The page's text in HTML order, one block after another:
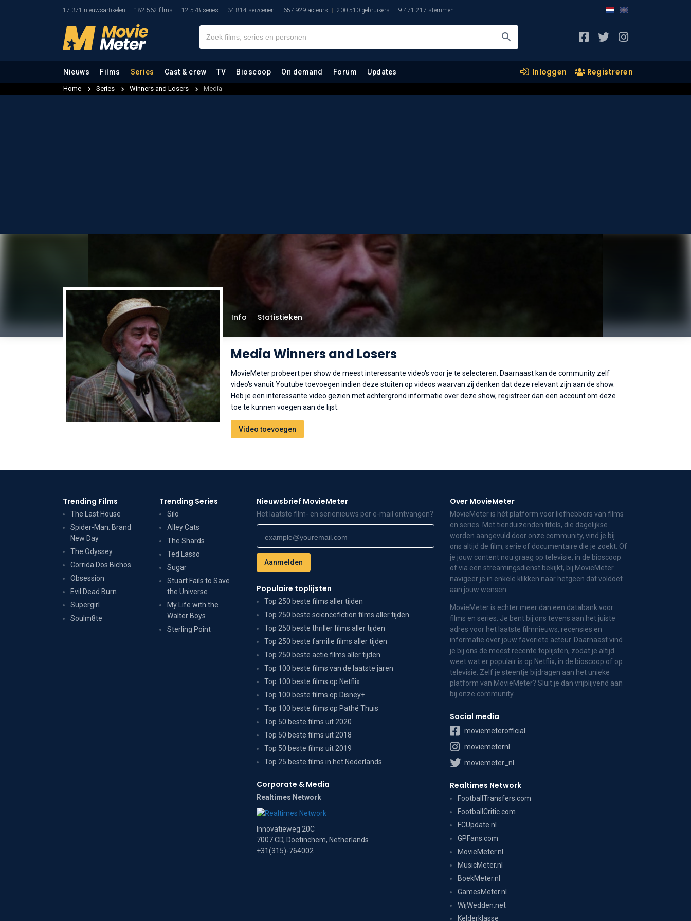
17.371 nieuwsartikelen 182.562 films 12.578 series 34.814 seizoenen 657.929 acteurs 200.510 gebruikers 9.471.217 stemmen
Nieuws Films Series Cast & crew TV Bioscoop On demand Forum Updates Inloggen Registreren
Home Series Winners and Losers Media
Info Statistieken
Media Winners and Losers
MovieMeter probeert per show de meest interessante video's voor je te selecteren. Daarnaast kan de community zelf
video's vanuit Youtube toevoegen indien deze stuiten op videos waarvan zij denken dat deze relevant zijn aan de show.
Heb je een interessante video gezien met achtergrond informatie over deze show, registreer dan een account om deze
toe te kunnen voegen aan de lijst.
Video toevoegen
Trending Films
The Last House
Spider-Man: Brand
New Day
The Odyssey
Corrida Dos Bichos
Obsession
Evil Dead Burn
Supergirl
Soulm8te
Trending Series
Silo
Alley Cats
The Shards
Ted Lasso
Sugar
Stuart Fails to Save
the Universe
My Life with the
Walter Boys
Sterling Point
Nieuwsbrief MovieMeter
Het laatste film- en serienieuws per e-mail ontvangen?
Populaire toplijsten
Top 250 beste films aller tijden
Top 250 beste sciencefiction films aller tijden
Top 250 beste thriller films aller tijden
Top 250 beste familie films aller tijden
Top 250 beste actie films aller tijden
Top 100 beste films van de laatste jaren
Top 100 beste films op Netflix
Top 100 beste films op Disney+
Top 100 beste films op Pathé Thuis
Top 50 beste films uit 2020
Top 50 beste films uit 2018
Top 50 beste films uit 2019
Top 25 beste films in het Nederlands
Corporate & Media
Realtimes Network
Innovatieweg 20C
7007 CD, Doetinchem, Netherlands
+31(315)-764002
Over MovieMeter
MovieMeter is hét platform voor liefhebbers van films
en series. Met tienduizenden titels, die dagelijkse
worden aangevuld door onze community, vind je bij
ons altijd de film, serie of documentaire die je zoekt. Of
je jouw content nou graag op televisie, in de bioscoop
of via een streamingsdienst bekijkt, bij MovieMeter
navigeer je in enkele klikken naar hetgeen dat voldoet
aan jouw wensen.
MovieMeter is echter meer dan een databank voor
films en series. Je bent bij ons tevens aan het juiste
adres voor het laatste filmnieuws, recensies en
informatie over jouw favoriete acteur. Daarnaast vind
je bij ons de meest recente toplijsten, zodat je altijd
weet wat er populair is op Netflix, in de bioscoop of op
televisie. Zelf je steentje bijdragen aan het unieke
platform van MovieMeter? Sluit je dan vrijblijvend aan
bij onze community.
Social media
moviemeterofficial
moviemeternl
moviemeter_nl
Realtimes Network
FootballTransfers.com
FootballCritic.com
FCUpdate.nl
GPFans.com
MovieMeter.nl
MusicMeter.nl
BoekMeter.nl
GamesMeter.nl
WijWedden.net
Kelderklasse